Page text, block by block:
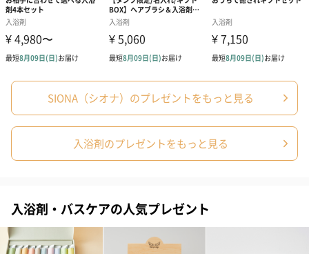
日に、サウナ気分を家庭で楽しむプレゼントとしておすすめ。香
ウロイルメチルアラニンNa、コカミドプロピベタイ
エキス、ゼニアオイ花エキス、セイヨウノコギリソウ
エキス、セージ葉エキス、トウキンセンカ花エキス、
ＢＧ、エタノール、EDTA-２Na、フェノキシエタノー
SIONA（シオナ）のプレゼントをもっと見る
入浴剤のプレゼントをもっと見る
入浴剤・バスケアの人気プレゼント